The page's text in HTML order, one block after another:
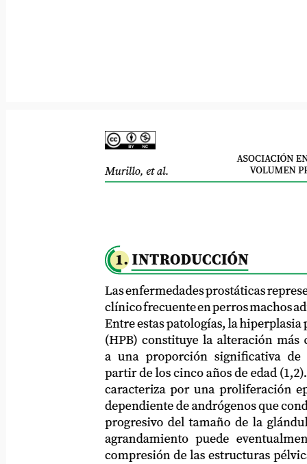
ASOCIACIÓN
VOLUMEN
Murillo, et al.
Las enfermedades prostáticas
clínico frecuente en perros machos
Entre estas patologías, la hiperplasia
(HPB) constituye la alteración más
a una proporción significativa de
partir de los cinco años de edad (1,2).
caracteriza por una proliferación
dependiente de andrógenos que conduce
progresivo del tamaño de la glándula
agrandamiento puede eventualmente
compresión de las estructuras pélvicas
1. INTRODUCCIÓN